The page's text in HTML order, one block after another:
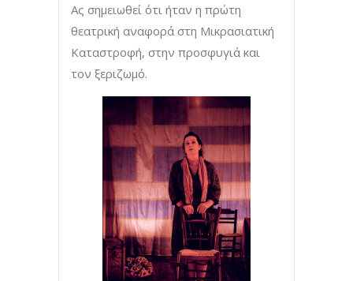
Ας σημειωθεί ότι ήταν η πρώτη
θεατρική αναφορά στη Μικρασιατική
Καταστροφή, στην προσφυγιά και
τον ξεριζωμό.